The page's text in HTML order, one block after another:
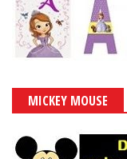
MICKEY MOUSE